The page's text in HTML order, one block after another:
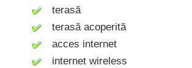
terasă
terasă acoperită
acces internet
internet wireless